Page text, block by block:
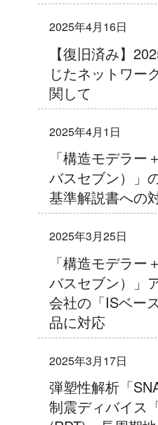
2025年4月16日
【復旧済み】
じたネットワー
関して
2025年4月1日
「構造モデラー
バスセブン）」
基準解説書への
2025年3月25日
「構造モデラー
バスセブン）」
会社の「ISベー
品に対応
2025年3月17日
弾塑性解析「
制震ディバイス